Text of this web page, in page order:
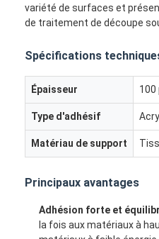
variété de surfaces et
de traitement de découpe
Spécifications
Épaisseur 100
Type d'adhésif
Matériau de support
Principaux avantages
Adhésion forte et
la fois aux matériaux à